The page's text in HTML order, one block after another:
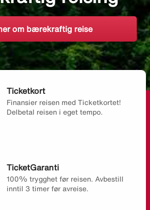
om bærekraftig reise
Ticketkort
Finansier reisen med Ticketkortet!
Delbetal reisen i eget tempo.
TicketGaranti
100% trygghet før reisen. Avbestill
inntil 3 timer før avreise.